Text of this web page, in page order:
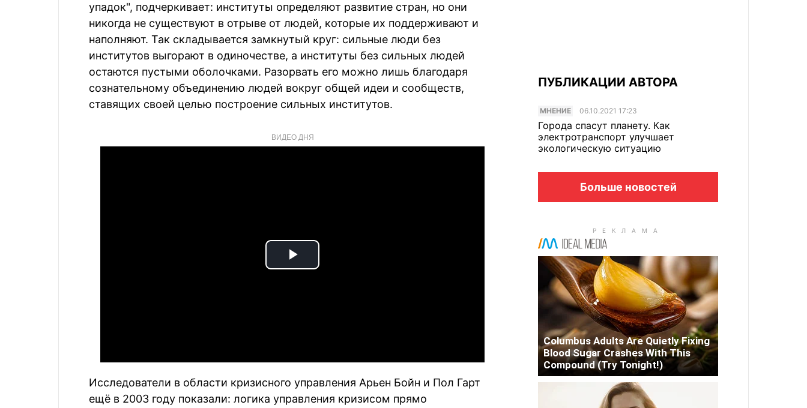
упадок", подчеркивает: институты определяют развитие стран, но они
никогда не существуют в отрыве от людей, которые их поддерживают и
наполняют. Так складывается замкнутый круг: сильные люди без
институтов выгорают в одиночестве, а институты без сильных людей
остаются пустыми оболочками. Разорвать его можно лишь благодаря
сознательному объединению людей вокруг общей идеи и сообществ,
ставящих своей целью построение сильных институтов.
ВИДЕО ДНЯ
Play
Исследователи в области кризисного управления Арьен Бойн и Пол Гарт
ещё в 2003 году показали: логика управления кризисом прямо
ПУБЛИКАЦИИ АВТОРА
МНЕНИЕ 06.10.2021 17:23
Города спасут планету. Как
электротранспорт улучшает
экологическую ситуацию
Больше новостей